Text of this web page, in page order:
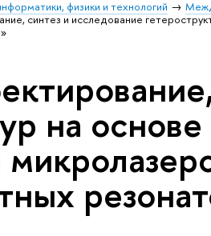
физики и технологий
синтез и исследование
на